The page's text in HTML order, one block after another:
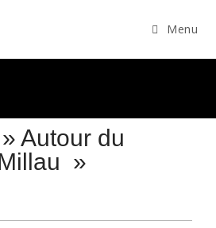
Menu
Autour du
»